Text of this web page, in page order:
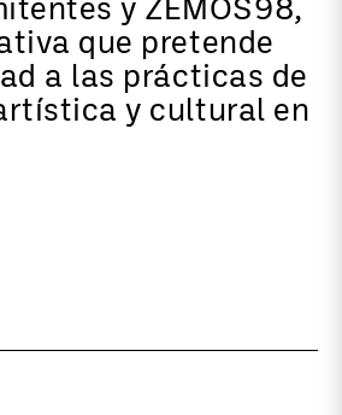
y ZEMOS98,
que pretende
a las prácticas de
y cultural en